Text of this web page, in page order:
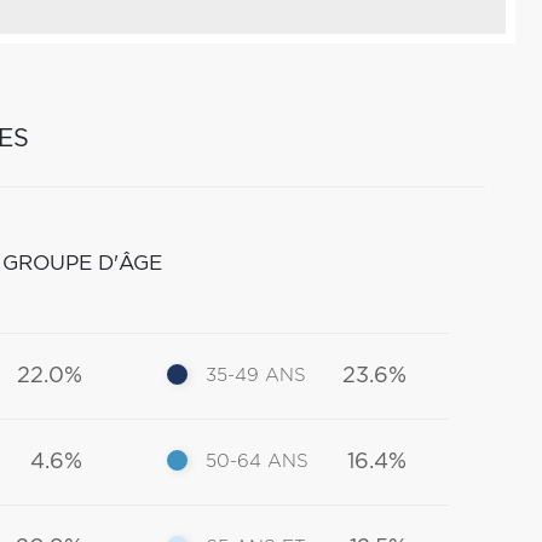
D'ÂGE
22.0%
4.6%
35-49 ANS 23.6%
50-64 ANS 16.4%